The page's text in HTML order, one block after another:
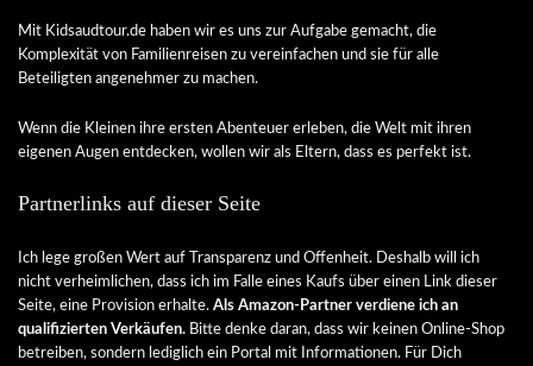
Mit Kidsaudtour.de haben wir es uns zur Aufgabe gemacht, die
Komplexität von Familienreisen zu vereinfachen und sie für alle
Beteiligten angenehmer zu machen.
Wenn die Kleinen ihre ersten Abenteuer erleben, die Welt mit ihren
eigenen Augen entdecken, wollen wir als Eltern, dass es perfekt ist.
Partnerlinks auf dieser Seite
Ich lege großen Wert auf Transparenz und Offenheit. Deshalb will ich
nicht verheimlichen, dass ich im Falle eines Kaufs über einen Link dieser
Seite, eine Provision erhalte. Als Amazon-Partner verdiene ich an
qualifizierten Verkäufen. Bitte denke daran, dass wir keinen Online-Shop
betreiben, sondern lediglich ein Portal mit Informationen. Für Dich